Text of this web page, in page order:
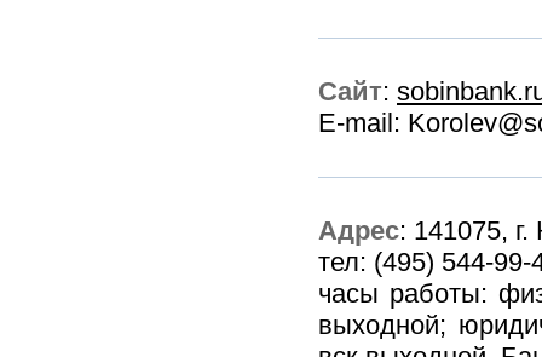
Сайт:
E-mail:
Адрес: 141075,
тел: (495) 544-
часы работы:
выходной;